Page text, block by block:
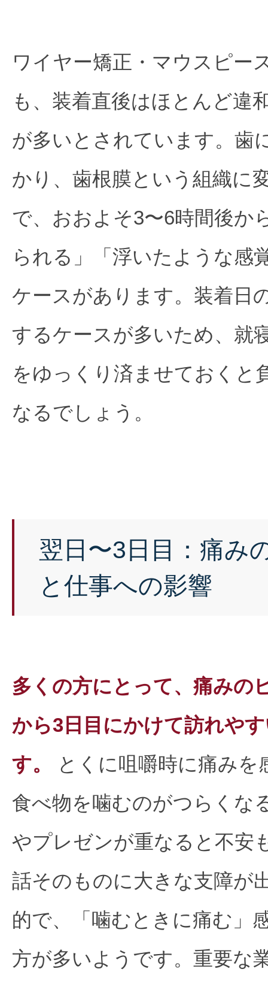
ワイヤー矯正・マウスピー
も、装着直後はほとんど違
が多いとされています。歯
かり、歯根膜という組織に
で、おおよそ3〜6時間後か
られる」「浮いたような感
ケースがあります。装着日
するケースが多いため、就
をゆっくり済ませておくと
なるでしょう。
翌日〜3日目：痛み
と仕事への影響
多くの方にとって、痛みの
から3日目にかけて訪れや
す。
とくに咀嚼時に痛みを
食べ物を噛むのがつらくな
やプレゼンが重なると不安
話そのものに大きな支障が
的で、「噛むときに痛む」
方が多いようです。重要な